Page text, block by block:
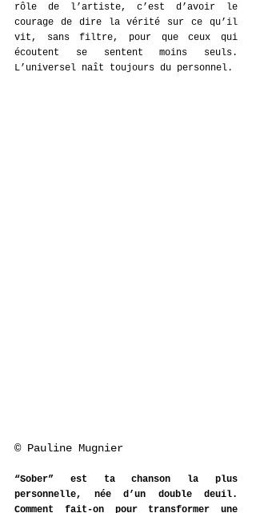
rôle de l’artiste, c’est d’avoir le
courage de dire la vérité sur ce qu’il
vit, sans filtre, pour que ceux qui
écoutent se sentent moins seuls.
L’universel naît toujours du personnel.
© Pauline Mugnier
“Sober” est ta chanson la plus
personnelle, née d’un double deuil.
Comment fait-on pour transformer une